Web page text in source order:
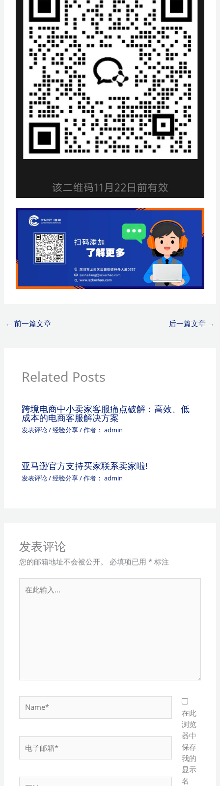
← 前一篇文章 后一篇文章 →
Related Posts
跨境电商中小卖家客服痛点破解：高效、低
成本的电商客服解决方案
发表评论/经验分享/ 作者： admin
亚马逊官方支持买家联系卖家啦!
发表评论/经验分享/ 作者： admin
发表评论
您的邮箱地址不会被公开。 必填项已用* 标注
此
子
箱
在此
浏览
器中
保存
我的
显示
名